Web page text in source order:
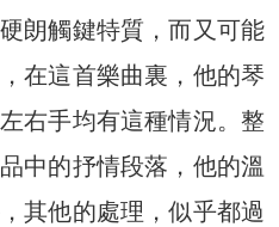
朗觸鍵特質，而又可能
在這首樂曲裏，他的琴
右手均有這種情況。整
中的抒情段落，他的溫
其他的處理，似乎都過